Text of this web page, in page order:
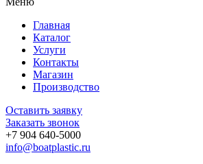
Главная
Каталог
Услуги
Контакты
Магазин
Производство
Оставить заявку
Заказать звонок
+7 904 640-5000
info@boatplastic.ru